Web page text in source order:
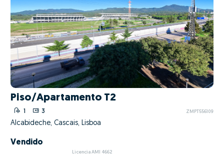
Piso/Apartamento T2
1 3 ZMPT556109
Alcabideche, Cascais, Lisboa
Vendido
Licencia AMI 4662